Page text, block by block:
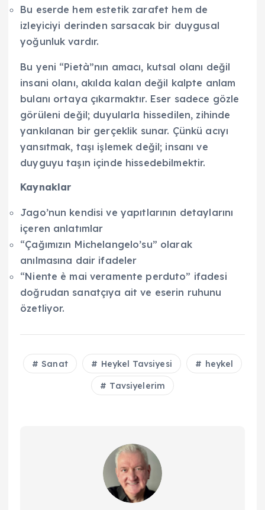
Bu eserde hem estetik zarafet hem de
izleyiciyi derinden sarsacak bir duygusal
yoğunluk vardır.
Bu yeni “Pietà”nın amacı, kutsal olanı değil
insani olanı, akılda kalan değil kalpte anlam
bulanı ortaya çıkarmaktır. Eser sadece gözle
görüleni değil; duyularla hissedilen, zihinde
yankılanan bir gerçeklik sunar. Çünkü acıyı
yansıtmak, taşı işlemek değil; insanı ve
duyguyu taşın içinde hissedebilmektir.
Kaynaklar
Jago’nun kendisi ve yapıtlarının detaylarını
içeren anlatımlar
“Çağımızın Michelangelo’su” olarak
anılmasına dair ifadeler
“Niente è mai veramente perduto” ifadesi
doğrudan sanatçıya ait ve eserin ruhunu
özetliyor.
Sanat Heykel Tavsiyesi heykel
Tavsiyelerim